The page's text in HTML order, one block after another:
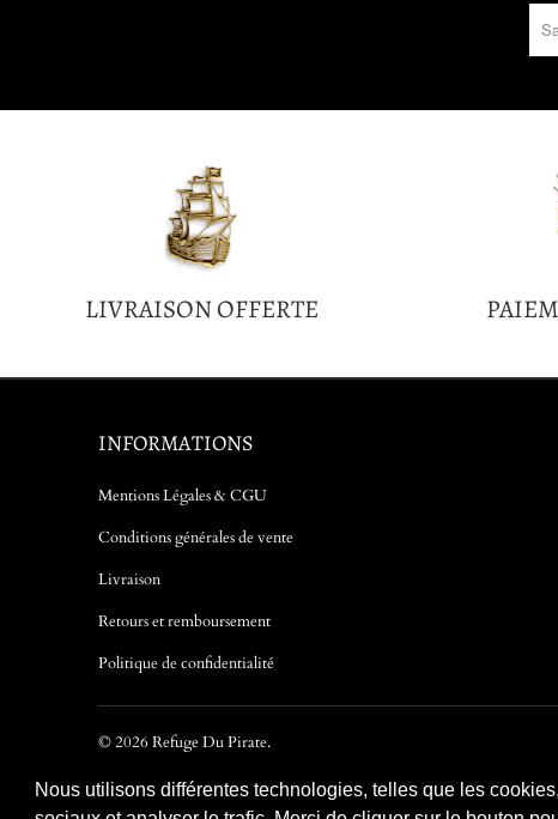
Nous utilisons différentes technologies, telles que les
LIVRAISON OFFERTE
INFORMATIONS
Mentions Légales & CGU
Conditions générales de vente
Livraison
Retours et remboursement
Politique de confidentialité
© 2026 Refuge Du Pirate.